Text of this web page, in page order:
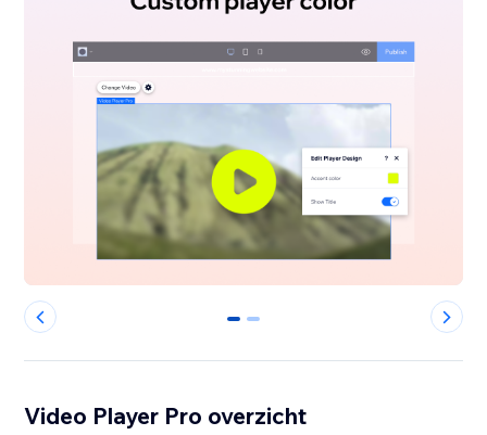
0 1
Video Player Pro overzicht